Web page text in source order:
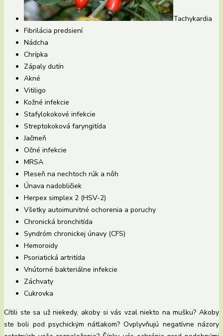
Tachykardia
Fibrilácia predsiení
Nádcha
Chrípka
Zápaly dutín
Akné
Vitiligo
Kožné infekcie
Stafylokokové infekcie
Streptokoková faryngitída
Jačmeň
Očné infekcie
MRSA
Pleseň na nechtoch rúk a nôh
Únava nadobličiek
Herpex simplex 2 (HSV-2)
Všetky autoimunitné ochorenia a poruchy
Chronická bronchitída
Syndróm chronickej únavy (CFS)
Hemoroidy
Psoriatická artritída
Vnútorné bakteriálne infekcie
Záchvaty
Cukrovka
Cítili ste sa už niekedy, akoby si vás vzal niekto na mušku? Akoby
ste boli pod psychickým nátlakom? Ovplyvňujú negatívne názory